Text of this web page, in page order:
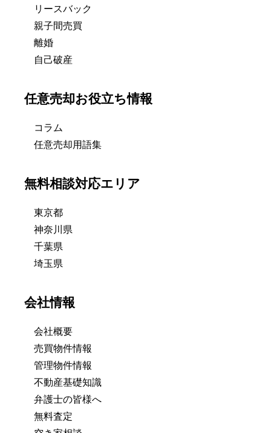
リースバック
親子間売買
離婚
自己破産
任意売却お役立ち情報
コラム
任意売却用語集
無料相談対応エリア
東京都
神奈川県
千葉県
埼玉県
会社情報
会社概要
売買物件情報
管理物件情報
不動産基礎知識
弁護士の皆様へ
無料査定